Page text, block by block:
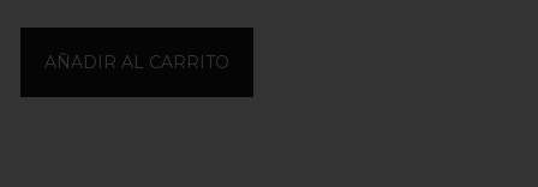
AÑADIR AL CARRITO